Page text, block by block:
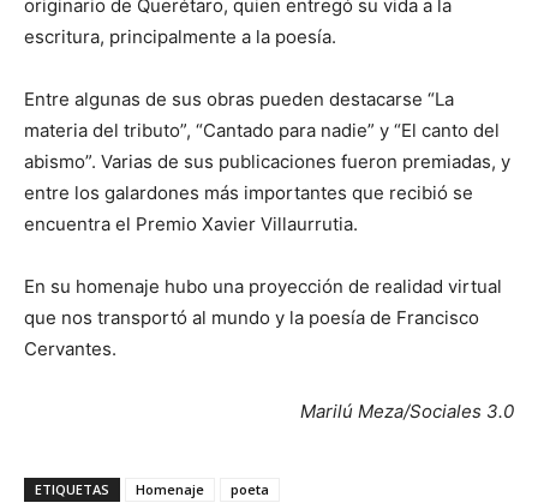
originario de Querétaro, quien entregó su vida a la
escritura, principalmente a la poesía.
Entre algunas de sus obras pueden destacarse “La
materia del tributo”, “Cantado para nadie” y “El canto del
abismo”. Varias de sus publicaciones fueron premiadas, y
entre los galardones más importantes que recibió se
encuentra el Premio Xavier Villaurrutia.
En su homenaje hubo una proyección de realidad virtual
que nos transportó al mundo y la poesía de Francisco
Cervantes.
Marilú Meza/Sociales 3.0
ETIQUETAS Homenaje poeta